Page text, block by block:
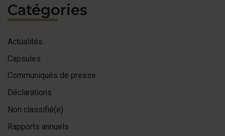
Catégories
Actualités
Capsules
Communiqués de presse
Déclarations
Non classifié(e)
Rapports annuels